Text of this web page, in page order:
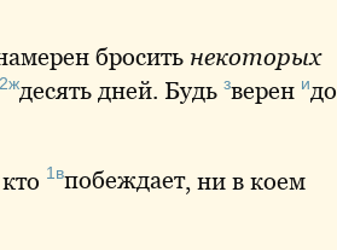
бросить некоторых
2ждесять дней. Будь зверен идо
1впобеждает, ни в коем